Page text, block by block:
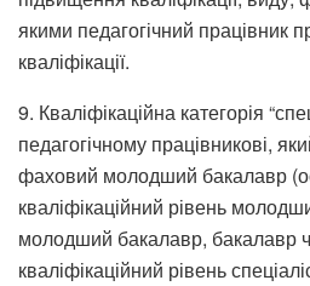
якими педагогічний працівник
кваліфікації.
9. Кваліфікаційна категорія
педагогічному працівникові,
фаховий молодший бакалавр
кваліфікаційний рівень
молодший бакалавр, бакалавр
кваліфікаційний рівень